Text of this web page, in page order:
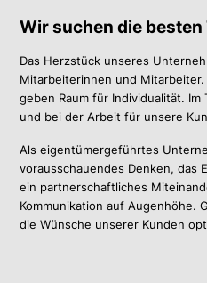
Wir suchen die besten
Das Herzstück unseres
Mitarbeiterinnen und
geben Raum für Individualität.
und bei der Arbeit für unsere
Als eigentümergeführtes
vorausschauendes Denken, das
ein partnerschaftliches
Kommunikation auf Augenhöhe.
die Wünsche unserer Kunden